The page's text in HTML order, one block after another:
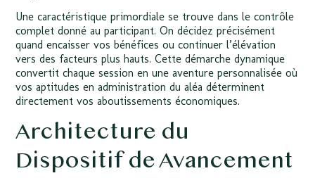
Une caractéristique primordiale se trouve dans le contrôle
complet donné au participant. On décidez précisément
quand encaisser vos bénéfices ou continuer l’élévation
vers des facteurs plus hauts. Cette démarche dynamique
convertit chaque session en une aventure personnalisée où
vos aptitudes en administration du aléa déterminent
directement vos aboutissements économiques.
Architecture du
Dispositif de Avancement